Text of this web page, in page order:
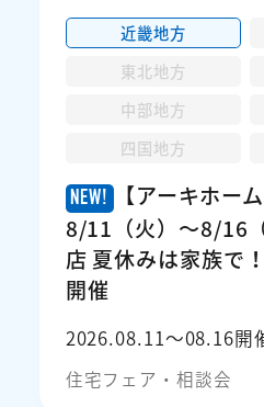
近畿地方
東北地方
中部地方
四国地方
【アーキホーム
8/11（火）～8/16
店 夏休みは家族で
開催
2026.08.11〜08.16開
住宅フェア・相談会